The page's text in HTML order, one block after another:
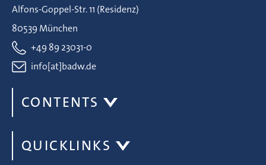
Alfons-Goppel-Str. 11 (Residenz)
80539 München
+49 89 23031-0
info[at]badw.de
CONTENTS
QUICKLINKS